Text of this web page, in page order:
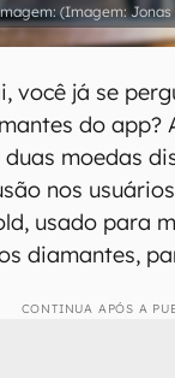
(Imagem:
você já se
do app?
moedas
nos
usado para
diamantes,
CONTINUA APÓS A